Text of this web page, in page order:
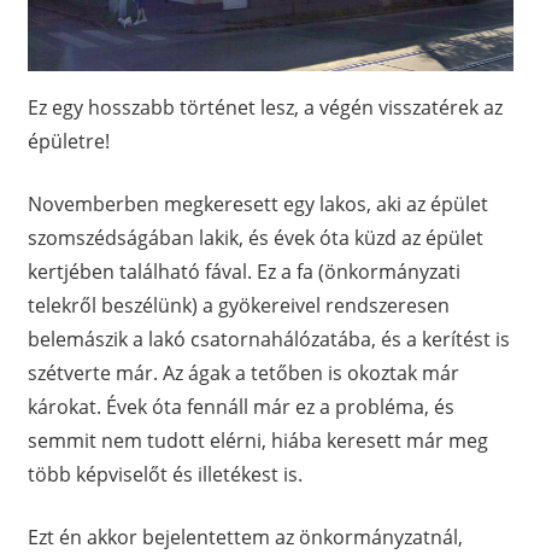
Ez egy hosszabb történet lesz, a végén visszatérek az
épületre!
Novemberben megkeresett egy lakos, aki az épület
szomszédságában lakik, és évek óta küzd az épület
kertjében található fával. Ez a fa (önkormányzati
telekről beszélünk) a gyökereivel rendszeresen
belemászik a lakó csatornahálózatába, és a kerítést is
szétverte már. Az ágak a tetőben is okoztak már
károkat. Évek óta fennáll már ez a probléma, és
semmit nem tudott elérni, hiába keresett már meg
több képviselőt és illetékest is.
Ezt én akkor bejelentettem az önkormányzatnál,